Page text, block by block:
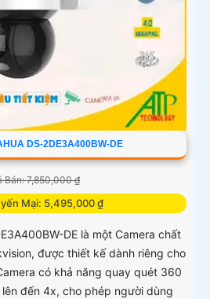
DS-2DE3A400BW-DE
Bán: 7,850,000 ₫
Mại: 5,495,000 ₫
DE là một Camera chất
được thiết kế dành riêng cho
có khả năng quay quét 360
đến 4x, cho phép người dùng